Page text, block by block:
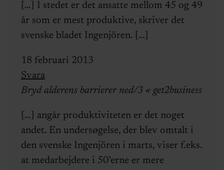
[…] I stedet er det ansatte mellom 45 og 49
år som er mest produktive, skriver det
svenske bladet Ingenjören. […]
18 februari 2013
Svara
Bryd alderens barrierer ned/3 « get2business
[…] angår produktiviteten er det noget
andet. En undersøgelse, der blev omtalt i
den svenske Ingenjören i marts, viser f.eks.
at medarbejdere i 50’erne er mere